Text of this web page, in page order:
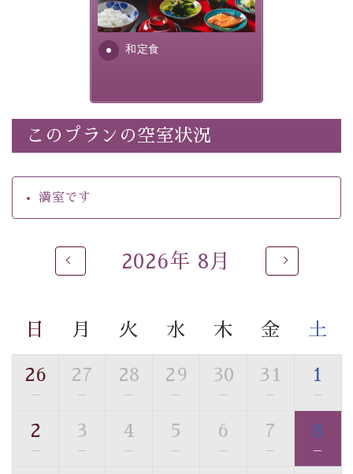
・宿泊料金5%OFF
・諏訪大社4社を巡る無料参拝バス（事前予約制）
・館内着をご用意
・就寝用パジャマをご用意
・館内フリーWi-Fi
・駐車場完備
・チェックイン15時、チェックアウト10時
【お食事】
【温泉】
の効果が高い、極めて希有な源泉です。身も心も癒され
■お座敷風呂（大浴場）
温泉の成分に合わせ、防菌防カビの特殊素材の畳を使
用。 足元が柔らかく、そして滑りにくい畳のお風呂で
和定食
ふんだんに取り入れ、安心・
安全を心掛けた長野県産...
このプランの空室状況
満室です
2026年 8月
日 月 火 水 木 金 土
26
—
27
—
28
—
29
—
30
—
31
—
1
—
2
—
3
—
4
—
5
—
6
—
7
—
8
—